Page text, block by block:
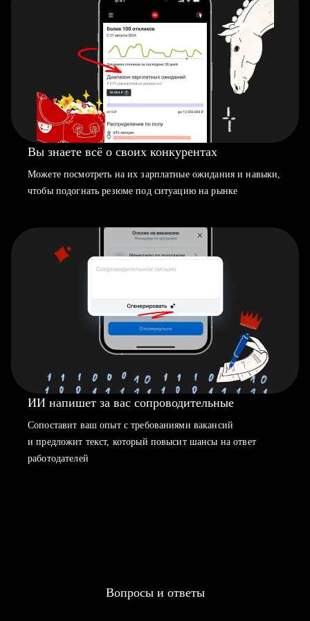
Вы знаете всё о своих конкурентах
Можете посмотреть на их зарплатные ожидания и навыки,
чтобы подогнать резюме под ситуацию на рынке
ИИ напишет за вас сопроводительные
Сопоставит ваш опыт с требованиями вакансий
и предложит текст, который повысит шансы на ответ
работодателей
Вопросы и ответы